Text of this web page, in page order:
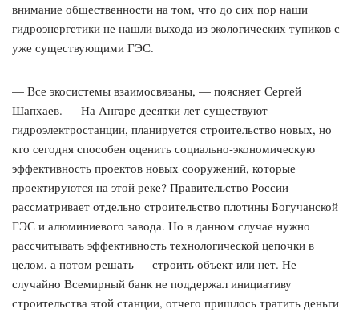
внимание общественности на том, что до сих пор наши
гидроэнергетики не нашли выхода из экологических тупиков с
уже существующими ГЭС.
— Все экосистемы взаимосвязаны, — поясняет Сергей
Шапхаев. — На Ангаре десятки лет существуют
гидроэлектростанции, планируется строительство новых, но
кто сегодня способен оценить социально-экономическую
эффективность проектов новых сооружений, которые
проектируются на этой реке? Правительство России
рассматривает отдельно строительство плотины Богучанской
ГЭС и алюминиевого завода. Но в данном случае нужно
рассчитывать эффективность технологической цепочки в
целом, а потом решать — строить объект или нет. Не
случайно Всемирный банк не поддержал инициативу
строительства этой станции, отчего пришлось тратить деньги